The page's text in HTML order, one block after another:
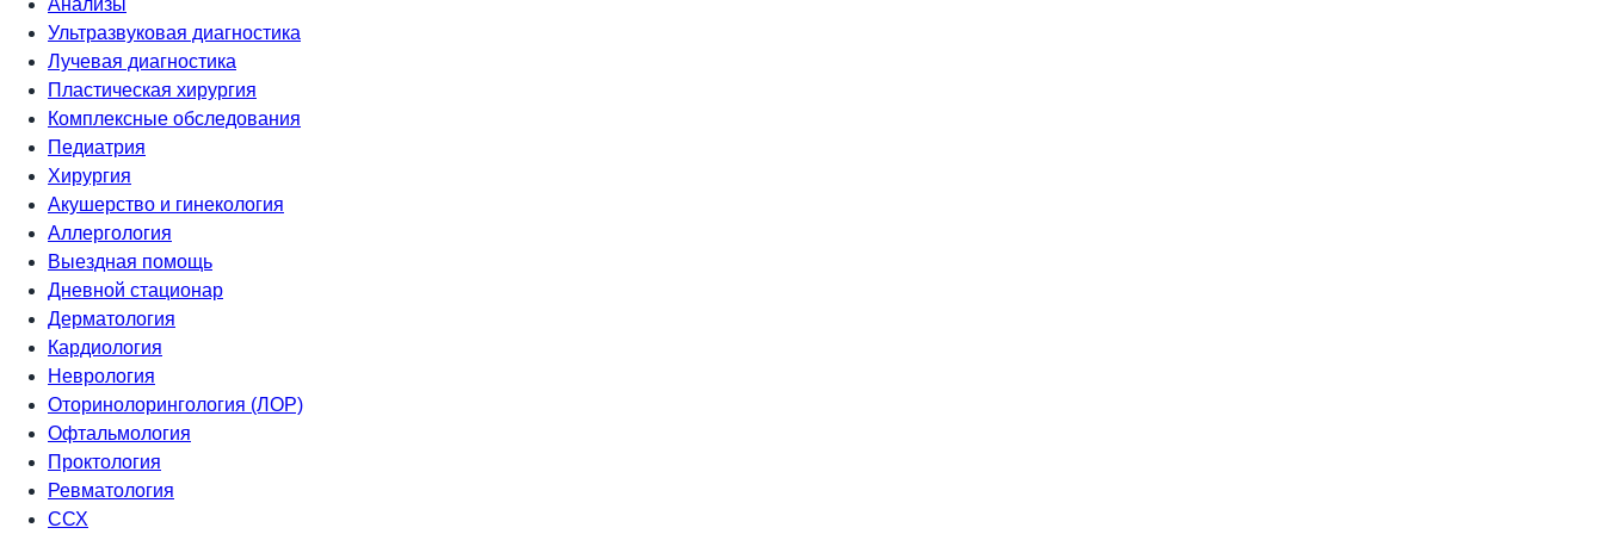
Анализы
Ультразвуковая диагностика
Лучевая диагностика
Пластическая хирургия
Комплексные обследования
Педиатрия
Хирургия
Акушерство и гинекология
Аллергология
Выездная помощь
Дневной стационар
Дерматология
Кардиология
Неврология
Оторинолорингология (ЛОР)
Офтальмология
Проктология
Ревматология
ССХ